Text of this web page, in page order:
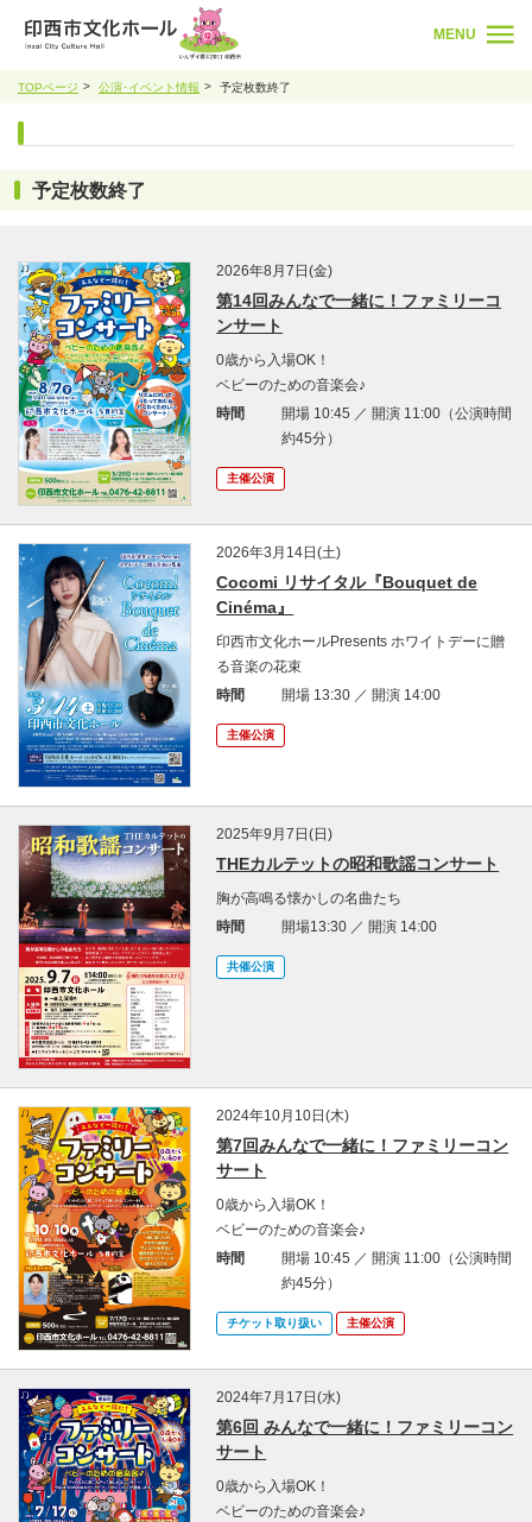
MENU
TOPページ 公演･イベント情報 予定枚数終了
予定枚数終了
2026年8月7日(金)
第14回みんなで一緒に！ファミリーコ
ンサート
0歳から入場OK！
ベビーのための音楽会♪
時間
開場 10:45 ／ 開演 11:00（公演時間
約45分）
主催公演
2026年3月14日(土)
Cocomi リサイタル『Bouquet de
Cinéma』
印西市文化ホールPresents ホワイトデーに贈
る音楽の花束
時間
開場 13:30 ／ 開演 14:00
主催公演
2025年9月7日(日)
THEカルテットの昭和歌謡コンサート
胸が高鳴る懐かしの名曲たち
時間
開場13:30 ／ 開演 14:00
共催公演
2024年10月10日(木)
第7回みんなで一緒に！ファミリーコン
サート
0歳から入場OK！
ベビーのための音楽会♪
時間
開場 10:45 ／ 開演 11:00（公演時間
約45分）
チケット取り扱い 主催公演
2024年7月17日(水)
第6回 みんなで一緒に！ファミリーコン
サート
0歳から入場OK！
ベビーのための音楽会♪